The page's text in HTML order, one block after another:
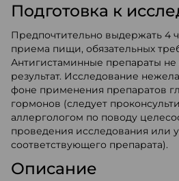
Подготовка к
Предпочтительно выдержать 4
приема пищи, обязательных
Антигистаминные препараты
результат. Исследование
фоне применения препаратов
гормонов (следует
аллергологом по поводу
проведения исследования или
соответствующего препарата).
Описание